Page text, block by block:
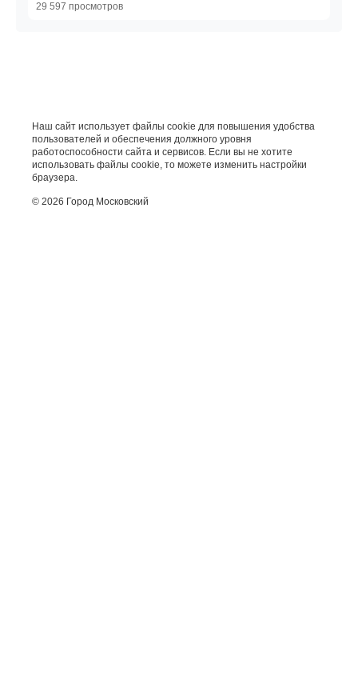
29 597 просмотров
Наш сайт использует файлы cookie для повышения удобства
пользователей и обеспечения должного уровня
работоспособности сайта и сервисов. Если вы не хотите
использовать файлы cookie, то можете изменить настройки
браузера.
© 2026 Город Московский